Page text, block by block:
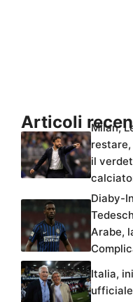
Articoli
Milan,
il
Diaby-
Arabe,
Italia,